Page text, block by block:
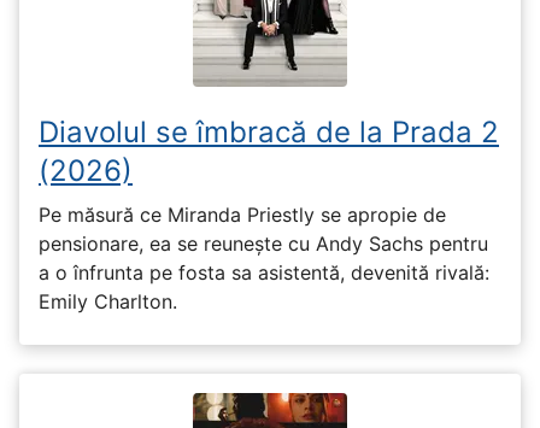
Diavolul se îmbracă de la Prada 2
(2026)
Pe măsură ce Miranda Priestly se apropie de
pensionare, ea se reunește cu Andy Sachs pentru
a o înfrunta pe fosta sa asistentă, devenită rivală:
Emily Charlton.